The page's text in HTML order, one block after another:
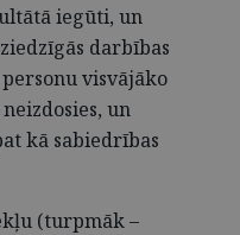
iegūti, un
darbības
visvājāko
un
kā sabiedrības
(turpmāk –